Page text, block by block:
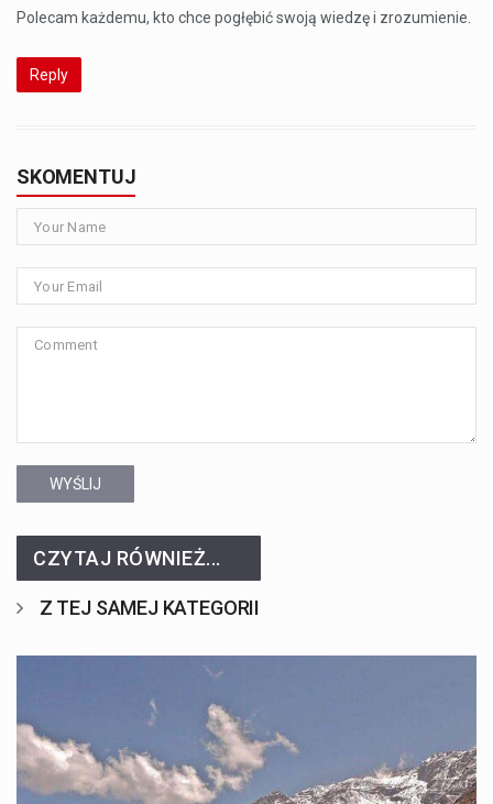
Polecam każdemu, kto chce pogłębić swoją wiedzę i zrozumienie.
Reply
SKOMENTUJ
WYŚLIJ
CZYTAJ RÓWNIEŻ...
Z TEJ SAMEJ KATEGORII